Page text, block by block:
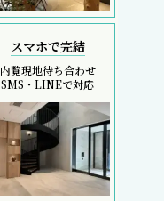
スマホで完結
内覧現地待ち合わせ
SMS・LINEで対応